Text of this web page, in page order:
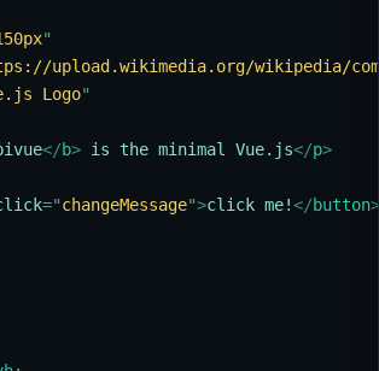
"
upload.wikimedia.org/wikipedia/
Logo"
</b> is the minimal Vue.js</p>
="changeMessage">click me!</button>